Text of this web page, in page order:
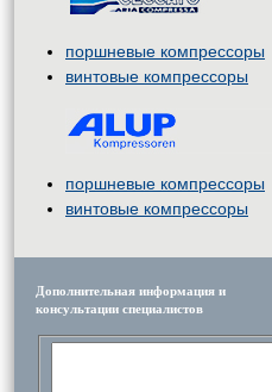
поршневые компрессоры
винтовые компрессоры
поршневые компрессоры
винтовые компрессоры
Дополнительная информация и
консультации специалистов